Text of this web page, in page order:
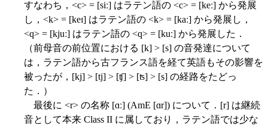
すなわち，<c> = [siː] はラテン語の <c> = [keː] から発展
し，<k> = [keɪ] はラテン語の <k> = [kaː] から発展し，
<q> = [kjuː] はラテン語の <q> = [kuː] から発展した．
（前母音の前位置における [k] > [s] の音発達について
は，ラテン語から古フランス語を経て英語もその影響を
被ったが，[kj] > [tj] > [ʧ] > [ʦ] > [s] の経路をたどっ
た．）
最後に <r> の名称 [ɑː] (AmE [ɑr]) について．[r] は継続
音として本来 Class II に属しており，ラテン語では少な